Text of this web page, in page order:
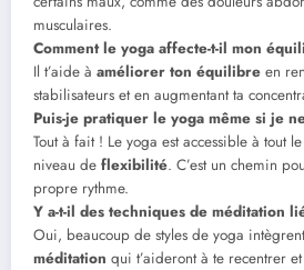
musculaires.
Comment le yoga affecte-t-il mon
Il t’aide à améliorer ton équilibre en
stabilisateurs et en augmentant ta
Puis-je pratiquer le yoga même si je
Tout à fait ! Le yoga est accessible à tout
niveau de flexibilité. C’est un chemin
propre rythme.
Y a-t-il des techniques de méditation
Oui, beaucoup de styles de yoga
méditation qui t’aideront à te recentrer